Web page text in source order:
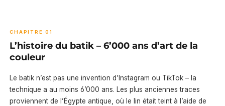
CHAPITRE 01
L’histoire du batik – 6’000 ans d’art de la
couleur
Le batik n’est pas une invention d’Instagram ou TikTok – la
technique a au moins 6’000 ans. Les plus anciennes traces
proviennent de l’Égypte antique, où le lin était teint à l’aide de